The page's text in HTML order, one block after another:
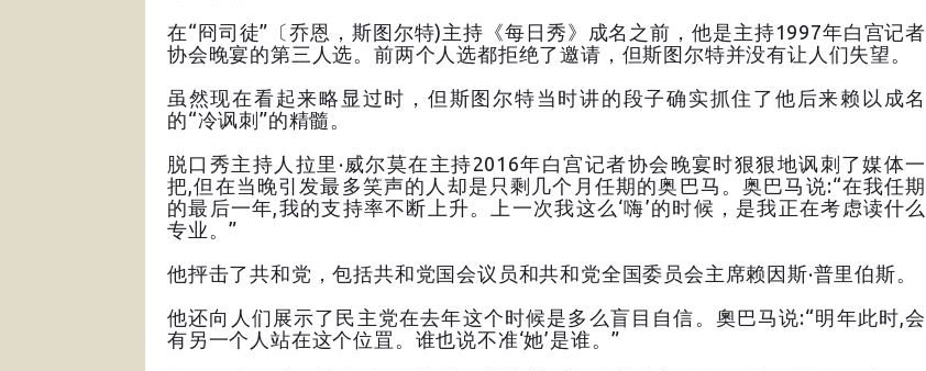
在“冏司徒”〔乔恩，斯图尔特)主持《每日秀》成名之前，他是主持1997年白宫记者
协会晚宴的第三人选。前两个人选都拒绝了邀请，但斯图尔特并没有让人们失望。
虽然现在看起来略显过时，但斯图尔特当时讲的段子确实抓住了他后来赖以成名
的“冷讽刺”的精髓。
脱口秀主持人拉里·威尔莫在主持2016年白宫记者协会晚宴时狠狠地讽刺了媒体一
把,但在当晚引发最多笑声的人却是只剩几个月任期的奥巴马。奥巴马说:“在我任期
的最后一年,我的支持率不断上升。上一次我这么‘嗨’的时候，是我正在考虑读什么
专业。”
他抨击了共和党，包括共和党国会议员和共和党全国委员会主席赖因斯·普里伯斯。
他还向人们展示了民主党在去年这个时候是多么盲目自信。奧巴马说:“明年此时,会
有另一个人站在这个位罝。谁也说不准‘她’是谁。”